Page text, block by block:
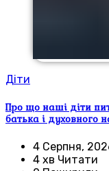
Діти
Про що наші діти
батька і духовного
4 Серпня,
4 хв Читати